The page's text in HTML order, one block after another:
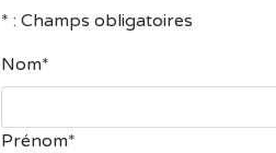
* : Champs obligatoires
Nom
Prénom